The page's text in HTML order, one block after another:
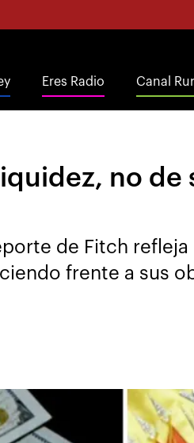
Eres Radio Canal
no
de Fitch
frente a sus